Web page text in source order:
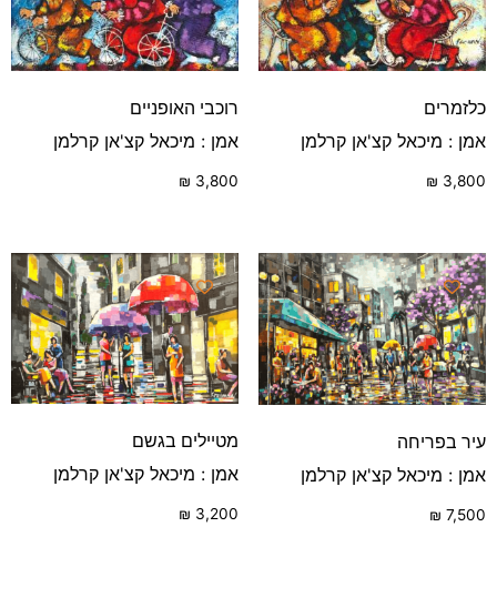
כלזמרים
אמן : מיכאל קצ'אן קרלמן
₪ 3,800
רוכבי האופניים
אמן : מיכאל קצ'אן קרלמן
₪ 3,800
עיר בפריחה
אמן : מיכאל קצ'אן קרלמן
₪ 7,500
מטיילים בגשם
אמן : מיכאל קצ'אן קרלמן
₪ 3,200